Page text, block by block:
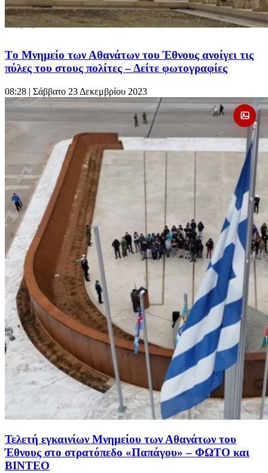
Τo Μνημείο των Αθανάτων του Έθνους ανοίγει τις
πύλες του στους πολίτες – Δείτε φωτογραφίες
08:28 | Σάββατο 23 Δεκεμβρίου 2023
Τελετή εγκαινίων Μνημείου των Αθανάτων του
Έθνους στο στρατόπεδο «Παπάγου» – ΦΩΤΟ και
ΒΙΝΤΕΟ